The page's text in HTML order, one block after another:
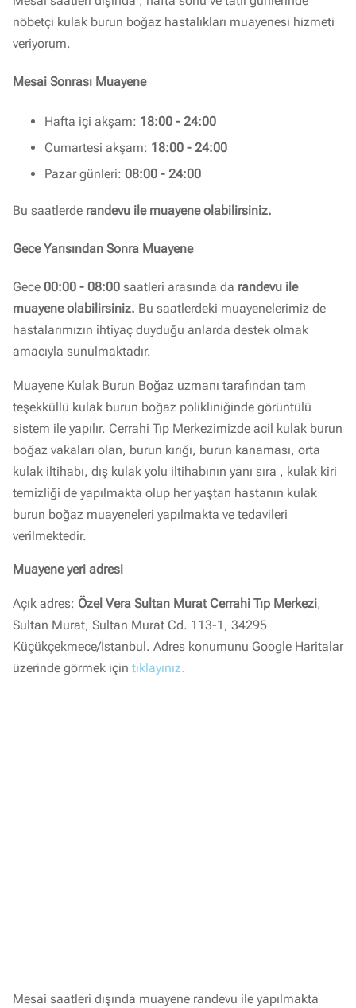
nöbetçi kulak burun boğaz hastalıkları muayenesi hizmeti
veriyorum.
Mesai Sonrası Muayene
Hafta içi akşam: 18:00 - 24:00
Cumartesi akşam: 18:00 - 24:00
Pazar günleri: 08:00 - 24:00
Bu saatlerde randevu ile muayene olabilirsiniz.
Gece Yarısından Sonra Muayene
Gece 00:00 - 08:00 saatleri arasında da randevu ile
muayene olabilirsiniz. Bu saatlerdeki muayenelerimiz de
hastalarımızın ihtiyaç duyduğu anlarda destek olmak
amacıyla sunulmaktadır.
Muayene Kulak Burun Boğaz uzmanı tarafından tam
teşekküllü kulak burun boğaz polikliniğinde görüntülü
sistem ile yapılır. Cerrahi Tıp Merkezimizde acil kulak burun
boğaz vakaları olan, burun kırığı, burun kanaması, orta
kulak iltihabı, dış kulak yolu iltihabının yanı sıra , kulak kiri
temizliği de yapılmakta olup her yaştan hastanın kulak
burun boğaz muayeneleri yapılmakta ve tedavileri
verilmektedir.
Muayene yeri adresi
Açık adres: Özel Vera Sultan Murat Cerrahi Tıp Merkezi,
Sultan Murat, Sultan Murat Cd. 113-1, 34295
Küçükçekmece/İstanbul. Adres konumunu Google Haritalar
üzerinde görmek için tıklayınız.
Mesai saatleri dışında muayene randevu ile yapılmakta